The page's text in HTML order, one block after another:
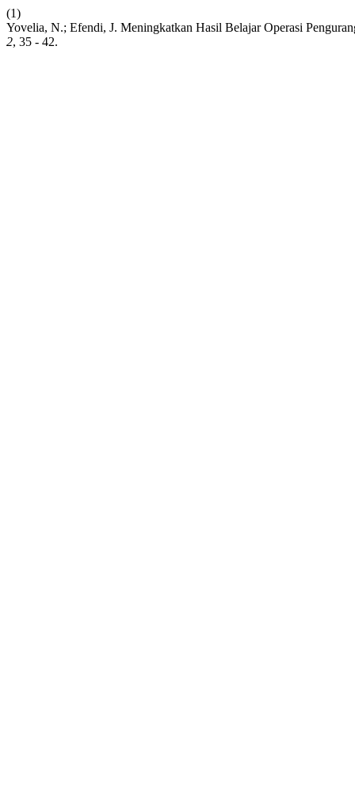
(1)
Yovelia, N.; Efendi, J. Meningkatkan Hasil Belajar Operasi
2, 35 - 42.